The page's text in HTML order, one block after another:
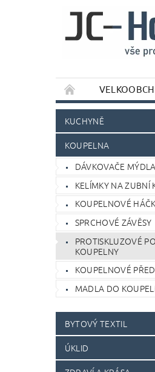
KUCHYNĚ
KOUPELNA
DÁVKOVAČE MÝDLA
KELÍMKY NA ZUBNÍ
KOUPELNOVÉ
SPRCHOVÉ ZÁVĚSY
PROTISKLUZOVÉ
KOUPELNY
KOUPELNOVÉ
MADLA DO
BYTOVÝ TEXTIL
ÚKLID